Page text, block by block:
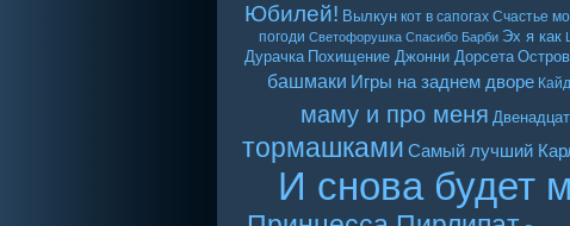
Юбилей! Вылкун кот в сапогах Счастье
погоди Светофорушка Спасибо Барби Эх я как
Дурачка Похищение Джонни Дорсета
башмаки Игры на заднем дворе
маму и про меня
тормашками Самый лучший
И снова будет